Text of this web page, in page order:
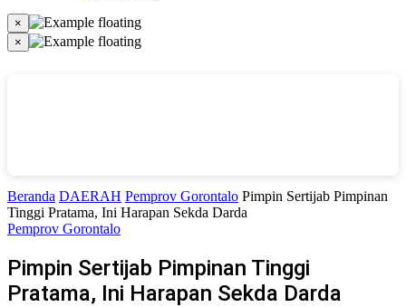
×
×
Beranda DAERAH Pemprov Gorontalo Pimpin Sertijab Pimpinan
Tinggi Pratama, Ini Harapan Sekda Darda
Pemprov Gorontalo
Pimpin Sertijab Pimpinan Tinggi
Pratama, Ini Harapan Sekda Darda